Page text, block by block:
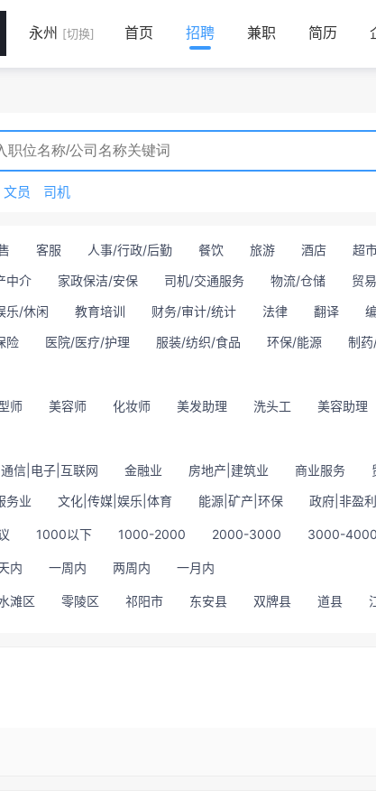
永州 [切换] 首页 招聘 兼职 简历
文员 司机
客服 人事/行政/后勤 餐饮 旅游 酒店 超
中介 家政保洁/安保 司机/交通服务 物流/仓储 贸
乐/休闲 教育培训 财务/审计/统计 法律 翻译
险 医院/医疗/护理 服装/纺织/食品 环保/能源 制
师 美容师 化妆师 美发助理 洗头工 美容助理
信|电子|互联网 金融业 房地产|建筑业 商业服务
务业 文化|传媒|娱乐|体育 能源|矿产|环保 政府|非盈
1000以下 1000-2000 2000-3000 3000-4000
内 一周内 两周内 一月内
滩区 零陵区 祁阳市 东安县 双牌县 道县